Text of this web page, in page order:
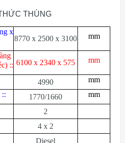
THÙNG
x
8770 x 2500 x 3100 mm
:: 6100 x 2340 x 575 mm
4990
mm
::
1770/1660
mm
2
4 x 2
Diesel